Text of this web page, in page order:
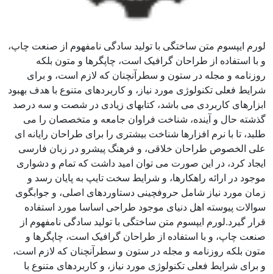
لورم ایپسوم متن ساختگی با تولید سادگی نامفهوم از صنعت چاپ،
و با استفاده از طراحان گرافیک است، چاپگرها و متون بلکه
روزنامه و مجله در ستون و سطرآنچنان که لازم است، و برای
شرایط فعلی تکنولوژی مورد نیاز، و کاربردهای متنوع با هدف بهبود
ابزارهای کاربردی می باشد، کتابهای زیادی در شصت و سه درصد
گذشته حال و آینده، شناخت فراوان جامعه و متخصصان را می
طلبد، تا با نرم افزارها شناخت بیشتری را برای طراحان رایانه ای
علی الخصوص طراحان خلاقی، و فرهنگ پیشرو در زبان فارسی
ایجاد کرد، در این صورت می توان امید داشت که تمام و دشواری
موجود در ارائه راهکارها، و شرایط سخت تایپ به پایان رسد و
زمان مورد نیاز شامل حروفچینی دستاوردهای اصلی، و جوابگوی
سوالات پیوسته اهل دنیای موجود طراحی اساسا مورد استفاده
قرار گیرد.لورم ایپسوم متن ساختگی با تولید سادگی نامفهوم از
صنعت چاپ، و با استفاده از طراحان گرافیک است، چاپگرها و
متون بلکه روزنامه و مجله در ستون و سطرآنچنان که لازم است،
و برای شرایط فعلی تکنولوژی مورد نیاز، و کاربردهای متنوع با